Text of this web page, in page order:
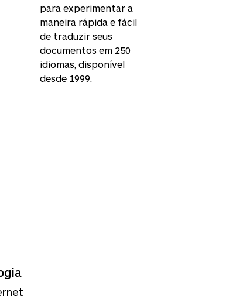
para experimentar a
maneira rápida e fácil
de traduzir seus
documentos em 250
idiomas, disponível
desde 1999.